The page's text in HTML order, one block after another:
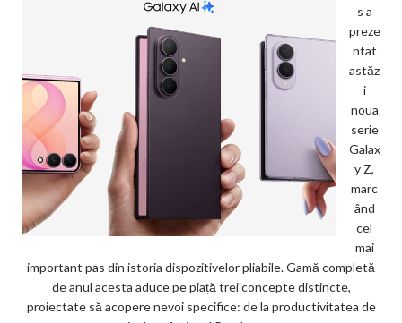
s a
preze
ntat
astăz
i
noua
serie
Galax
y Z,
marc
ând
cel
mai
important pas din istoria dispozitivelor pliabile. Gamă completă
de anul acesta aduce pe piață trei concepte distincte,
proiectate să acopere nevoi specifice: de la productivitatea de